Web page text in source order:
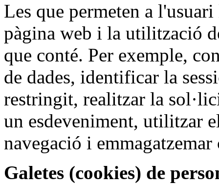
Les que permeten a
pàgina web i la utilització
que conté. Per exemple,
de dades, identificar la
restringit, realitzar la
un esdeveniment, utilitzar
navegació i
Galetes (cookies) de